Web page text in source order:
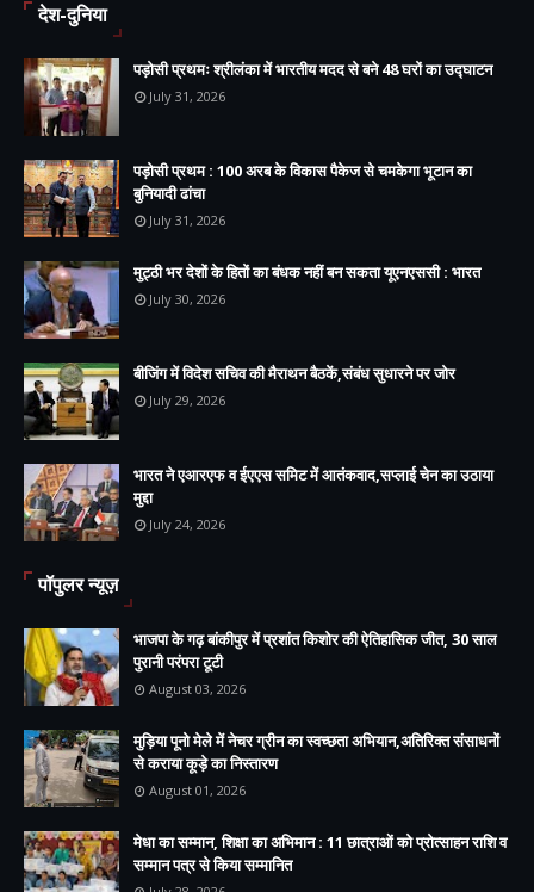
देश-दुनिया
पड़ोसी प्रथमः श्रीलंका में भारतीय मदद से बने 48 घरों का उद्घाटन
July 31, 2026
पड़ोसी प्रथम : 100 अरब के विकास पैकेज से चमकेगा भूटान का
बुनियादी ढांचा
July 31, 2026
मुट्ठी भर देशों के हितों का बंधक नहीं बन सकता यूएनएससी : भारत
July 30, 2026
बीजिंग में विदेश सचिव की मैराथन बैठकें,संबंध सुधारने पर जोर
July 29, 2026
भारत ने एआरएफ व ईएएस समिट में आतंकवाद,सप्लाई चेन का उठाया
मुद्दा
July 24, 2026
पॉपुलर न्यूज़
भाजपा के गढ़ बांकीपुर में प्रशांत किशोर की ऐतिहासिक जीत, 30 साल
पुरानी परंपरा टूटी
August 03, 2026
मुड़िया पूनो मेले में नेचर ग्रीन का स्वच्छता अभियान,अतिरिक्त संसाधनों
से कराया कूड़े का निस्तारण
August 01, 2026
मेधा का सम्मान, शिक्षा का अभिमान : 11 छात्राओं को प्रोत्साहन राशि व
सम्मान पत्र से किया सम्मानित